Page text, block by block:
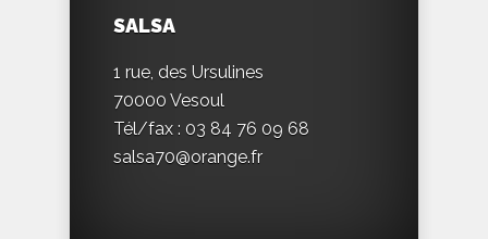
SALSA
1 rue, des Ursulines
70000 Vesoul
Tél/fax : 03 84 76 09 68
salsa70@orange.fr